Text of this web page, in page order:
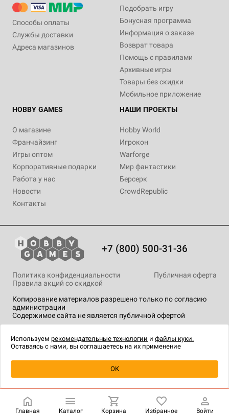
Уведомить о наличии
Способы оплаты
Службы доставки
Адреса магазинов
Подобрать игру
Бонусная программа
Информация о заказе
Возврат товара
Помощь с правилами
Архивные игры
Товары без скидки
Мобильное приложение
HOBBY GAMES
О магазине
Франчайзинг
Игры оптом
Корпоративные подарки
Работа у нас
Новости
Контакты
НАШИ ПРОЕКТЫ
Hobby World
Игрокон
Warforge
Мир фантастики
Берсерк
CrowdRepublic
+7 (800) 500-31-36
Копирование материалов разрешено только по согласию
администрации
Содержимое сайта не является публичной офертой
Политика конфиденциальности
Публичная оферта
Правила акций со скидкой
технологии.
Главная Каталог Корзина Избранное Войти
Используем рекомендательные технологии и файлы куки.
Оставаясь с нами, вы соглашаетесь на их применение
OK